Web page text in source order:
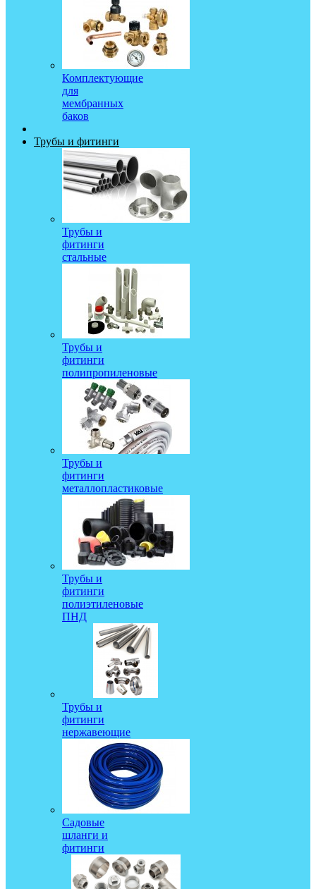
Комплектующие
для
мембранных
баков
Трубы и фитинги
Трубы и
фитинги
стальные
Трубы и
фитинги
полипропиленовые
Трубы и
фитинги
металлопластиковые
Трубы и
фитинги
полиэтиленовые
ПНД
Трубы и
фитинги
нержавеющие
Садовые
шланги и
фитинги